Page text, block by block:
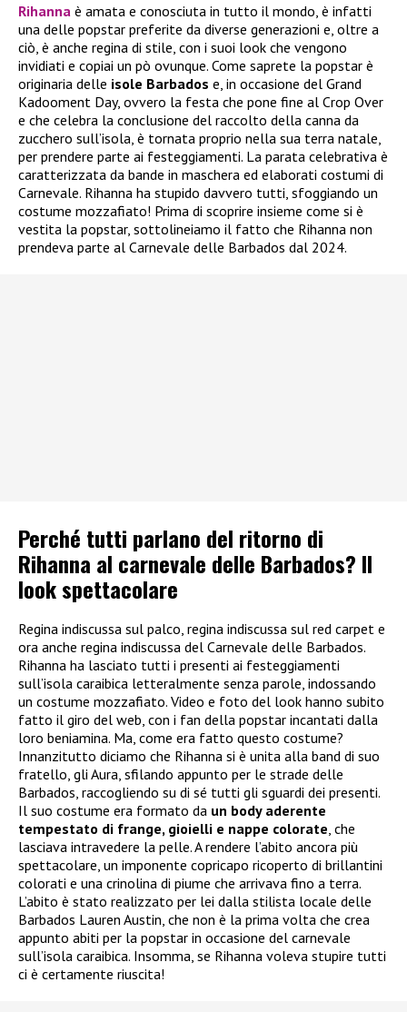
Rihanna è amata e conosciuta in tutto il mondo, è infatti
una delle popstar preferite da diverse generazioni e, oltre a
ciò, è anche regina di stile, con i suoi look che vengono
invidiati e copiai un pò ovunque. Come saprete la popstar è
originaria delle isole Barbados e, in occasione del Grand
Kadooment Day, ovvero la festa che pone fine al Crop Over
e che celebra la conclusione del raccolto della canna da
zucchero sull’isola, è tornata proprio nella sua terra natale,
per prendere parte ai festeggiamenti. La parata celebrativa è
caratterizzata da bande in maschera ed elaborati costumi di
Carnevale. Rihanna ha stupido davvero tutti, sfoggiando un
costume mozzafiato! Prima di scoprire insieme come si è
vestita la popstar, sottolineiamo il fatto che Rihanna non
prendeva parte al Carnevale delle Barbados dal 2024.
Perché tutti parlano del ritorno di
Rihanna al carnevale delle Barbados? Il
look spettacolare
Regina indiscussa sul palco, regina indiscussa sul red carpet e
ora anche regina indiscussa del Carnevale delle Barbados.
Rihanna ha lasciato tutti i presenti ai festeggiamenti
sull’isola caraibica letteralmente senza parole, indossando
un costume mozzafiato. Video e foto del look hanno subito
fatto il giro del web, con i fan della popstar incantati dalla
loro beniamina. Ma, come era fatto questo costume?
Innanzitutto diciamo che Rihanna si è unita alla band di suo
fratello, gli Aura, sfilando appunto per le strade delle
Barbados, raccogliendo su di sé tutti gli sguardi dei presenti.
Il suo costume era formato da un body aderente
tempestato di frange, gioielli e nappe colorate, che
lasciava intravedere la pelle. A rendere l’abito ancora più
spettacolare, un imponente copricapo ricoperto di brillantini
colorati e una crinolina di piume che arrivava fino a terra.
L’abito è stato realizzato per lei dalla stilista locale delle
Barbados Lauren Austin, che non è la prima volta che crea
appunto abiti per la popstar in occasione del carnevale
sull’isola caraibica. Insomma, se Rihanna voleva stupire tutti
ci è certamente riuscita!